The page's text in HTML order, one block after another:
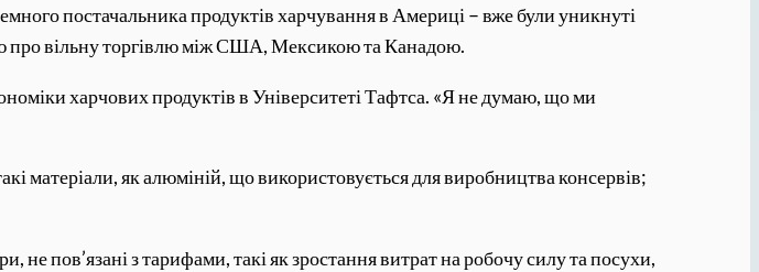
постачальника продуктів харчування в Америці – вже були уникнуті
про вільну торгівлю між США, Мексикою та Канадою.
харчових продуктів в Університеті Тафтса. «Я не думаю, що ми
матеріали, як алюміній, що використовується для виробництва консервів;
пов’язані з тарифами, такі як зростання витрат на робочу силу та посухи,